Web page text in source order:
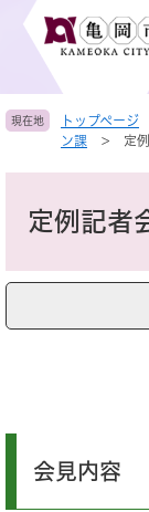
頭
す
飛
し
現在地 トップページ
ン課
> 定
定例記者
会見内容